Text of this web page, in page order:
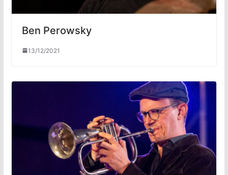
Ben Perowsky
13/12/2021